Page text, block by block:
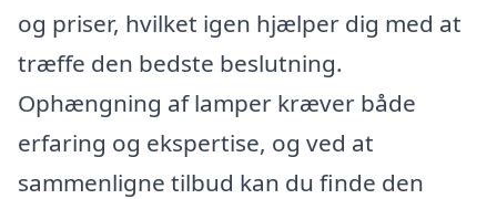
og priser, hvilket igen hjælper dig med at
træffe den bedste beslutning.
Ophængning af lamper kræver både
erfaring og ekspertise, og ved at
sammenligne tilbud kan du finde den